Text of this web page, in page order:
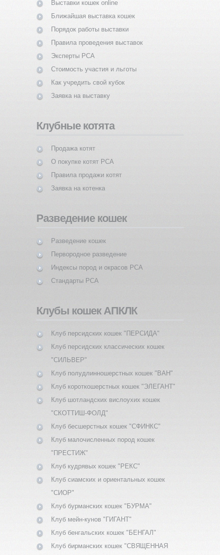
Выставки кошек online
Ближайшая выставка кошек
Порядок работы выставки
Правила проведения выставок
Эксперты PCA
Стоимость участия и льготы
Как учредить свой кубок
Заявка на выставку
Клубные котята
Продажа котят
О покупке котят PCA
Правила продажи котят
Заявка на котенка
Разведение кошек
Разведение кошек
Первородное разведение
Индексы пород и окрасов PCA
Стандарты PCA
Клубы кошек АПКЛК
Клуб персидских кошек "ПЕРСИДА"
Клуб персидских классических кошек
"СИЛЬВЕР"
Клуб полудлинношерстных кошек "ВАН"
Клуб короткошерстных кошек "ЭЛЕГАНТ"
Клуб шотландских вислоухих кошек
"СКОТТИШ-ФОЛД"
Клуб бесшерстных кошек "СФИНКС"
Клуб малочисленных пород кошек
"ПРЕСТИЖ"
Клуб кудрявых кошек "РЕКС"
Клуб сиамских и ориентальных кошек
"СИОР"
Клуб бурманских кошек "БУРМА"
Клуб мейн-кунов "ГИГАНТ"
Клуб бенгальских кошек "БЕНГАЛ"
Клуб бирманских кошек "СВЯЩЕННАЯ